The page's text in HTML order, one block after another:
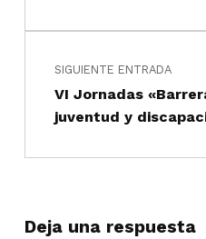
SIGUIENTE ENTRADA
VI Jornadas
juventud y
Deja una respuesta